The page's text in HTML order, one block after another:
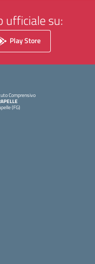
ufficiale su:
Play Store
Comprensivo
(FG)
la pagina iniziale della scuola